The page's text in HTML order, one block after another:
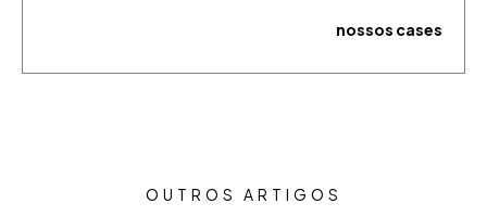
nossos cases
OUTROS ARTIGOS